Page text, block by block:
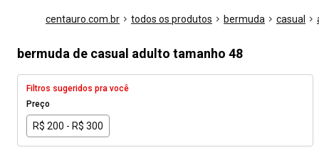
centauro.com.br todos os produtos bermuda casual
bermuda de casual adulto tamanho 48
Filtros sugeridos pra você
Preço
R$ 200 - R$ 300